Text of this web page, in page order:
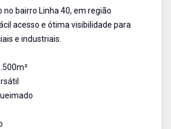
no bairro Linha 40, em região
acesso e ótima visibilidade para
e industriais.